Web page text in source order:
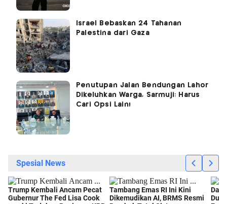
Israel Bebaskan 24 Tahanan
Palestina dari Gaza
Penutupan Jalan Bendungan Lahor
Dikeluhkan Warga, Sarmuji: Harus
Cari Opsi Lain!